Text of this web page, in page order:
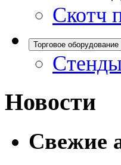
Скотч
Торговое оборудование
Новости
Свежие